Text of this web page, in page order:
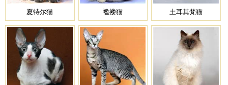
夏特尔猫 褴褛猫 土耳其梵猫